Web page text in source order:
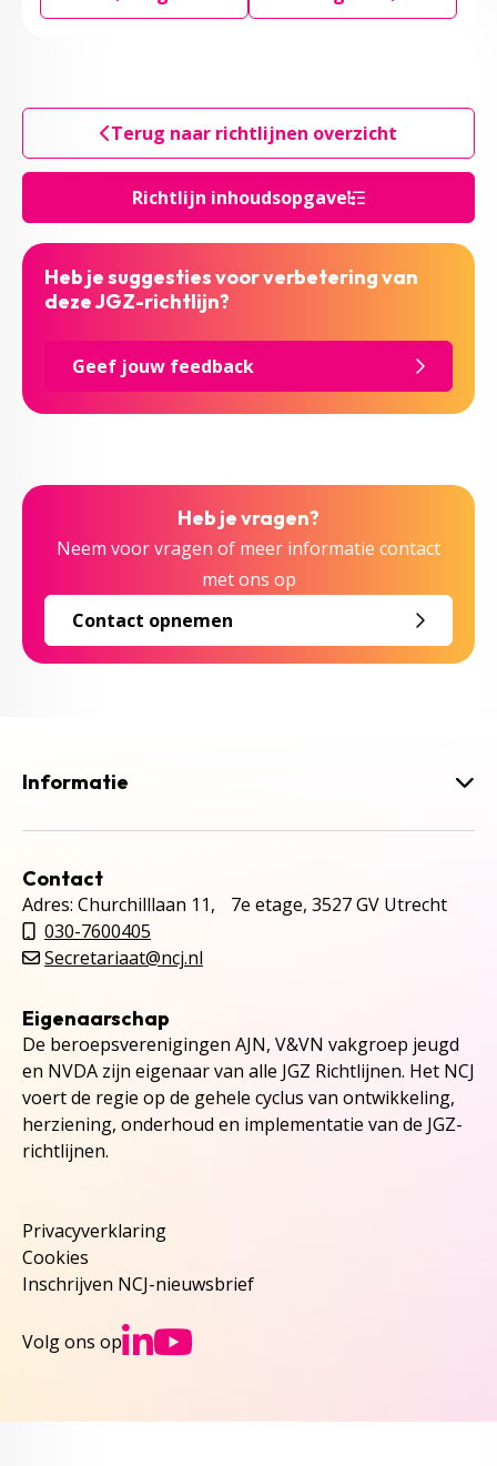
Richtlijn inhoudsopgave
Terug naar richtlijnen overzicht
Heb je suggesties voor verbetering van
deze JGZ-richtlijn?
Geef jouw feedback
Heb je vragen?
Neem voor vragen of meer informatie contact
met ons op
Contact opnemen
Informatie
Contact
Adres: Churchilllaan 11, 7e etage, 3527 GV Utrecht
030-7600405
Secretariaat@ncj.nl
Eigenaarschap
De beroepsverenigingen AJN, V&VN vakgroep jeugd
en NVDA zijn eigenaar van alle JGZ Richtlijnen. Het NCJ
voert de regie op de gehele cyclus van ontwikkeling,
herziening, onderhoud en implementatie van de JGZ-
richtlijnen.
Privacyverklaring
Cookies
Inschrijven NCJ-nieuwsbrief
Volg ons op Ga naar NCJs